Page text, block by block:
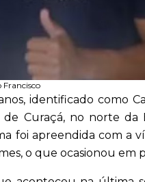
Francisco
identificado como
de Curaçá, no norte
foi apreendida com a
o que ocasionou